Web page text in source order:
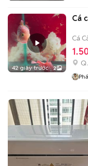
42 giây trước 2
Cá
Cá